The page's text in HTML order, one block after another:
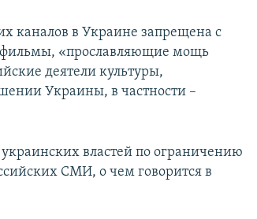
каналов в Украине запрещена с
фильмы, «прославляющие мощь
деятели культуры,
Украины, в частности –
властей по ограничению
СМИ, о чем говорится в